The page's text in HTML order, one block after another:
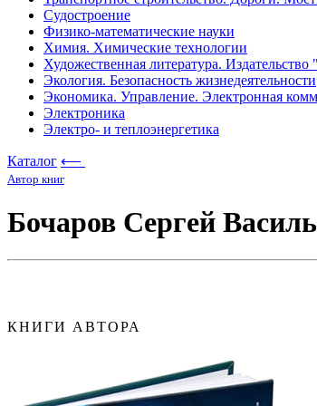
Судостроение
Физико-математические науки
Химия. Химические технологии
Художественная литература.
Экология. Безопасность жизнедеятельности
Экономика. Управление. Электронная
Электроника
Электро- и теплоэнергетика
Каталог ⟵
Автор книг
Бочаров Сергей
КНИГИ АВТОРА